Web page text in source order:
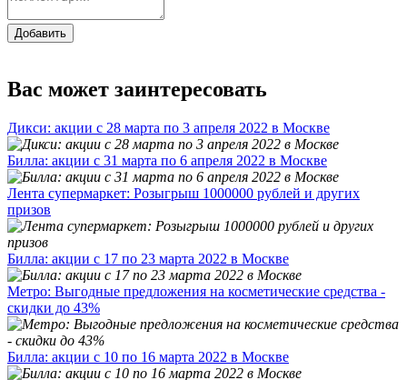
Добавить
Вас может заинтересовать
Дикси: акции с 28 марта по 3 апреля 2022 в Москве
Билла: акции с 31 марта по 6 апреля 2022 в Москве
Лента супермаркет: Розыгрыш 1000000 рублей и других
призов
Билла: акции с 17 по 23 марта 2022 в Москве
Метро: Выгодные предложения на косметические средства -
скидки до 43%
Билла: акции с 10 по 16 марта 2022 в Москве